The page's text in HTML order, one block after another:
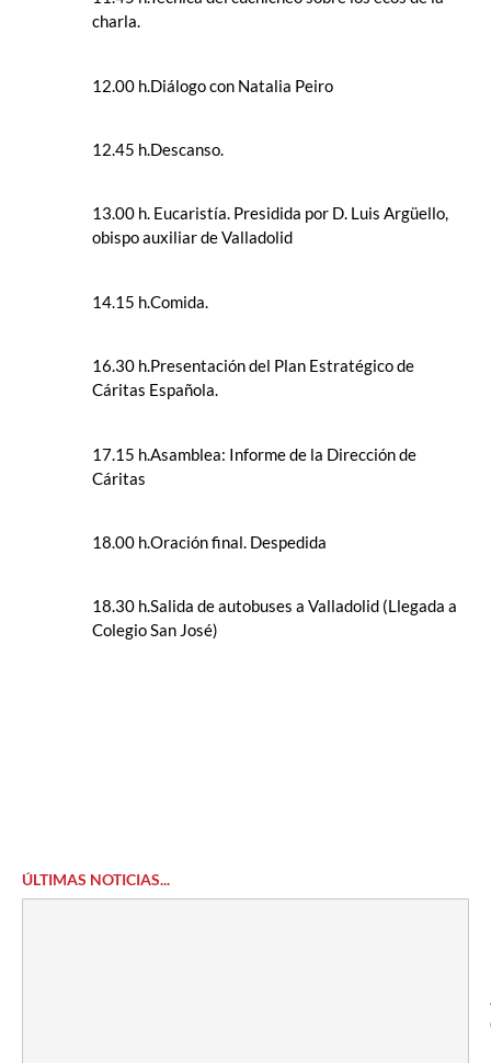
charla.
12.00 h.Diálogo con Natalia Peiro
12.45 h.Descanso.
13.00 h. Eucaristía. Presidida por D. Luis Argüello,
obispo auxiliar de Valladolid
14.15 h.Comida.
16.30 h.Presentación del Plan Estratégico de
Cáritas Española.
17.15 h.Asamblea: Informe de la Dirección de
Cáritas
18.00 h.Oración final. Despedida
18.30 h.Salida de autobuses a Valladolid (Llegada a
Colegio San José)
ÚLTIMAS NOTICIAS...